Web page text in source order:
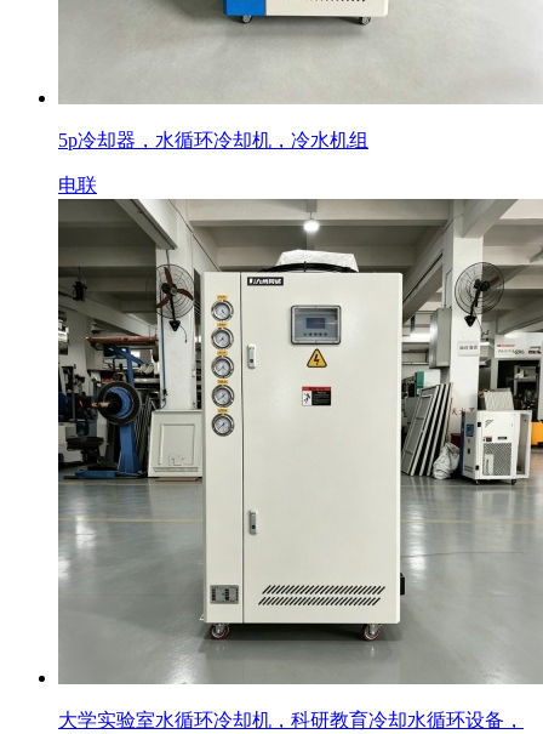
5p冷却器，水循环冷却机，冷水机组
电联
大学实验室水循环冷却机，科研教育冷却水循环设备，